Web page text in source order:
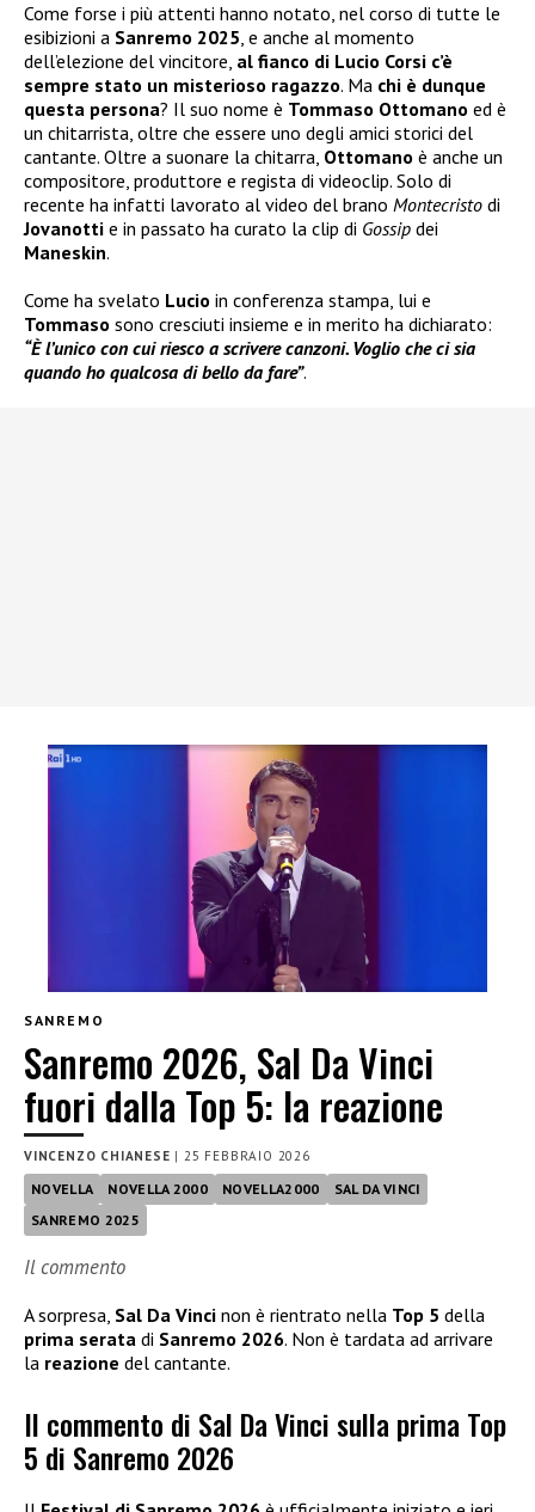
Come forse i più attenti hanno notato, nel corso di tutte le
esibizioni a Sanremo 2025, e anche al momento
dell’elezione del vincitore, al fianco di Lucio Corsi c’è
sempre stato un misterioso ragazzo. Ma chi è dunque
questa persona? Il suo nome è Tommaso Ottomano ed è
un chitarrista, oltre che essere uno degli amici storici del
cantante. Oltre a suonare la chitarra, Ottomano è anche un
compositore, produttore e regista di videoclip. Solo di
recente ha infatti lavorato al video del brano Montecristo di
Jovanotti e in passato ha curato la clip di Gossip dei
Maneskin.
Come ha svelato Lucio in conferenza stampa, lui e
Tommaso sono cresciuti insieme e in merito ha dichiarato:
“È l’unico con cui riesco a scrivere canzoni. Voglio che ci sia
quando ho qualcosa di bello da fare”.
SANREMO
Sanremo 2026, Sal Da Vinci
fuori dalla Top 5: la reazione
VINCENZO CHIANESE | 25 FEBBRAIO 2026
NOVELLA NOVELLA 2000 NOVELLA2000
SAL DA VINCI
SANREMO 2025
Il commento
A sorpresa, Sal Da Vinci non è rientrato nella Top 5 della
prima serata di Sanremo 2026. Non è tardata ad arrivare
la reazione del cantante.
Il commento di Sal Da Vinci sulla prima Top
5 di Sanremo 2026